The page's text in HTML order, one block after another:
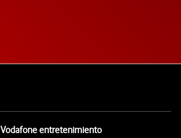
Vodafone entretenimiento